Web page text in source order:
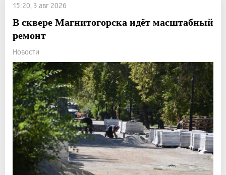
15:20, 3 авг 2026
В сквере Магнитогорска идёт масштабный
ремонт
Новости